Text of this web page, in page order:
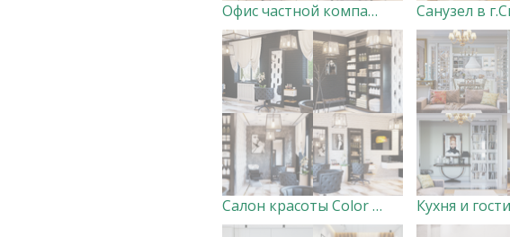
Офис частной компании в г. Уфа.
Салон красоты Color Hair в г. Уфа